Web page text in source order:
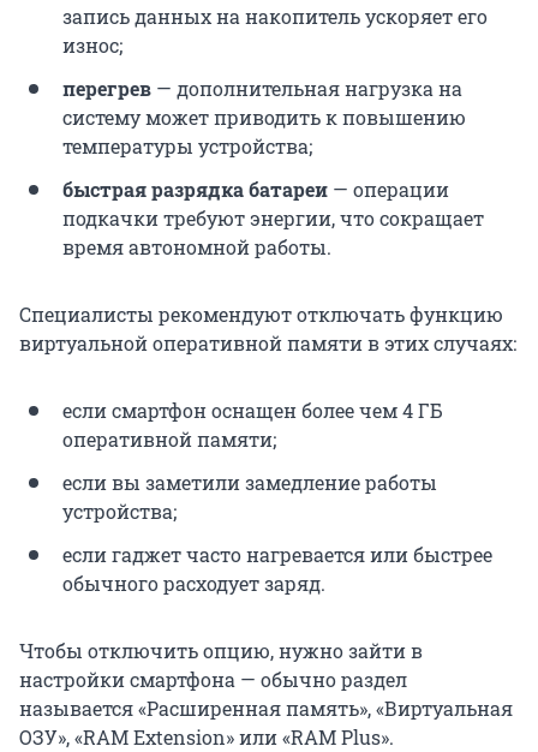
запись данных на накопитель ускоряет его
износ;
перегрев — дополнительная нагрузка на
систему может приводить к повышению
температуры устройства;
быстрая разрядка батареи — операции
подкачки требуют энергии, что сокращает
время автономной работы.
Специалисты рекомендуют отключать функцию
виртуальной оперативной памяти в этих случаях:
если смартфон оснащен более чем 4 ГБ
оперативной памяти;
если вы заметили замедление работы
устройства;
если гаджет часто нагревается или быстрее
обычного расходует заряд.
Чтобы отключить опцию, нужно зайти в
настройки смартфона — обычно раздел
называется «Расширенная память», «Виртуальная
ОЗУ», «RAM Extension» или «RAM Plus».